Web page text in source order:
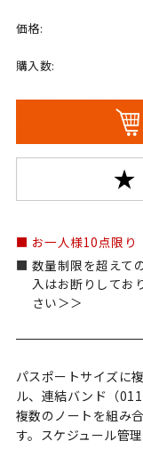
価格:
購入数:
お一人様10点限り
数量制限を超えて
入はお断りしてお
さい＞＞
パスポートサイズに
ル、連結バンド（
複数のノートを組み
す。スケジュール管